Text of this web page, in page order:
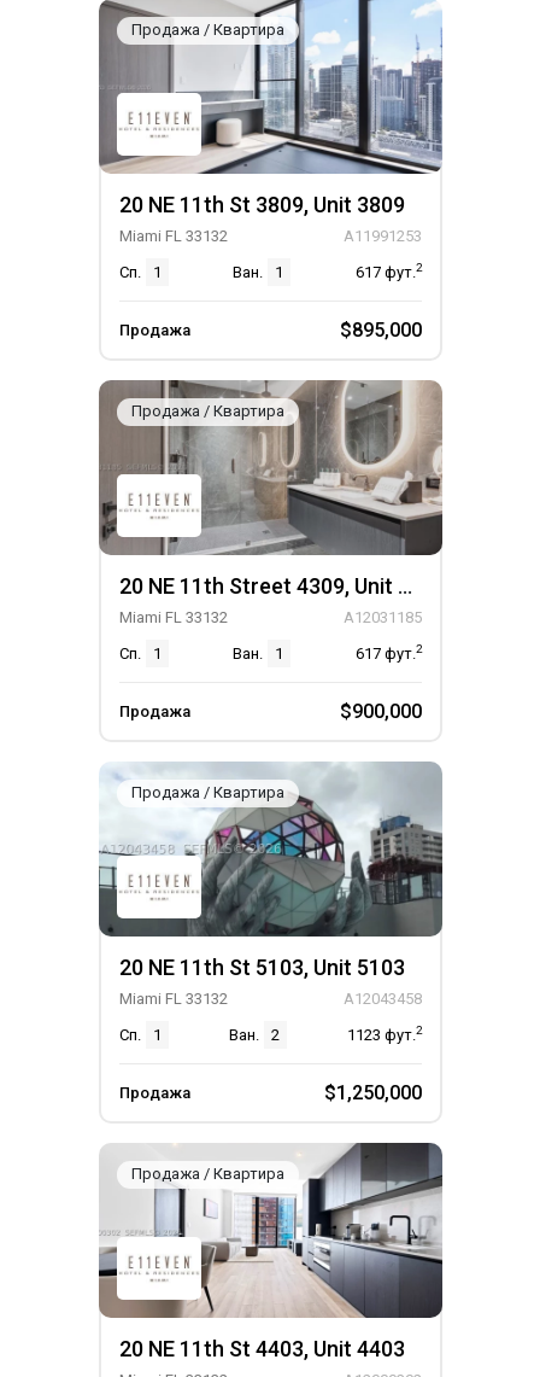
Продажа / Квартира
20 NE 11th St 3809, Unit 3809
Miami FL 33132
A11991253
Сп.
1 Ван. 1 617 фут.2
Продажа $895,000
Продажа / Квартира
20 NE 11th Street 4309, Unit 4309
Miami FL 33132
A12031185
Сп.
1 Ван. 1 617 фут.2
Продажа $900,000
Продажа / Квартира
20 NE 11th St 5103, Unit 5103
Miami FL 33132
A12043458
Сп.
1 Ван. 2 1123 фут.2
Продажа $1,250,000
Продажа / Квартира
20 NE 11th St 4403, Unit 4403